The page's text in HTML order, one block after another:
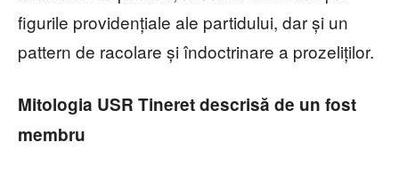
figurile providențiale ale partidului, dar și un
pattern de racolare și îndoctrinare a prozeliților.
Mitologia USR Tineret descrisă de un fost
membru